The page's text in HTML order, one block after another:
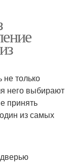
только
него выбирают
принять
из самых